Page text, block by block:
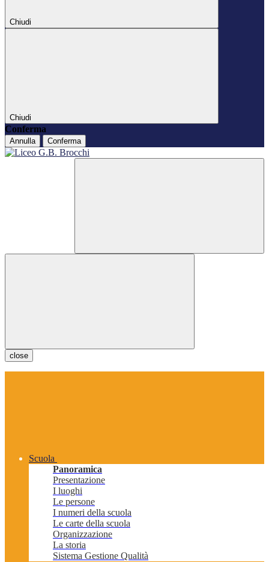
Chiudi
Chiudi
Conferma
Annulla Conferma
close
Scuola
Panoramica
Presentazione
I luoghi
Le persone
I numeri della scuola
Le carte della scuola
Organizzazione
La storia
Sistema Gestione Qualità